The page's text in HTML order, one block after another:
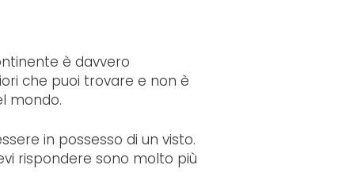
è davvero
che puoi trovare e non è
mondo.
in possesso di un visto.
rispondere sono molto più